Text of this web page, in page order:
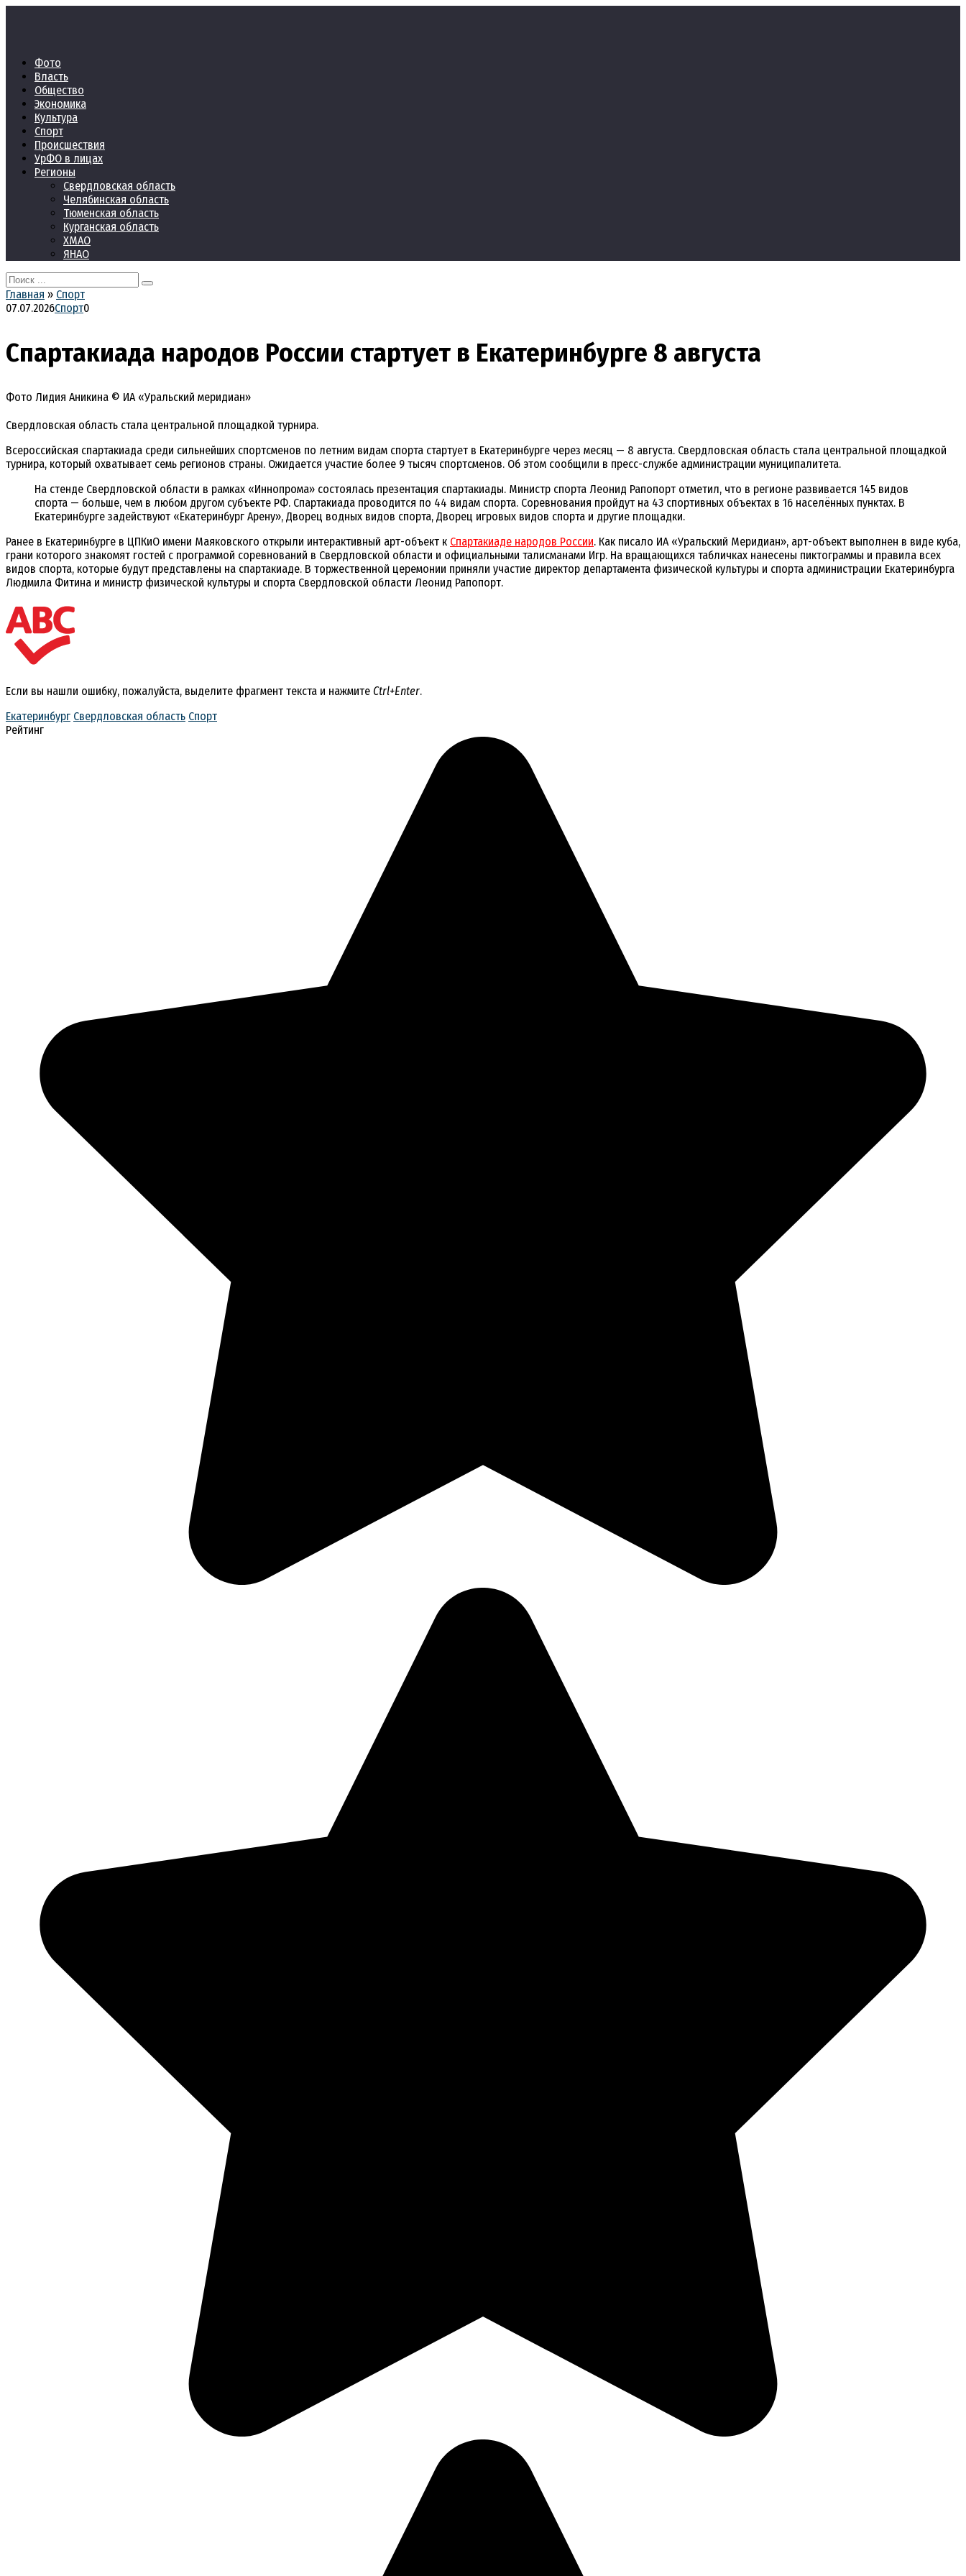
Фото
Власть
Общество
Экономика
Культура
Спорт
Происшествия
УрФО в лицах
Регионы
Свердловская область
Челябинская область
Тюменская область
Курганская область
ХМАО
ЯНАО
Search
for:
Главная » Спорт
07.07.2026Спорт0
Спартакиада народов России стартует в Екатеринбурге 8 августа
Фото Лидия Аникина © ИА «Уральский меридиан»
Свердловская область стала центральной площадкой турнира.
Всероссийская спартакиада среди сильнейших спортсменов по летним видам спорта стартует в Екатеринбурге через месяц — 8 августа. Свердловская область стала центральной площадкой
турнира, который охватывает семь регионов страны. Ожидается участие более 9 тысяч спортсменов. Об этом сообщили в пресс-службе администрации муниципалитета.
На стенде Свердловской области в рамках «Иннопрома» состоялась презентация спартакиады. Министр спорта Леонид Рапопорт отметил, что в регионе развивается 145 видов
спорта — больше, чем в любом другом субъекте РФ. Спартакиада проводится по 44 видам спорта. Соревнования пройдут на 43 спортивных объектах в 16 населённых пунктах. В
Екатеринбурге задействуют «Екатеринбург Арену», Дворец водных видов спорта, Дворец игровых видов спорта и другие площадки.
Ранее в Екатеринбурге в ЦПКиО имени Маяковского открыли интерактивный арт-объект к Спартакиаде народов России. Как писало ИА «Уральский Меридиан», арт-объект выполнен в виде куба,
грани которого знакомят гостей с программой соревнований в Свердловской области и официальными талисманами Игр. На вращающихся табличках нанесены пиктограммы и правила всех
видов спорта, которые будут представлены на спартакиаде. В торжественной церемонии приняли участие директор департамента физической культуры и спорта администрации Екатеринбурга
Людмила Фитина и министр физической культуры и спорта Свердловской области Леонид Рапопорт.
Если вы нашли ошибку, пожалуйста, выделите фрагмент текста и нажмите Ctrl+Enter.
Екатеринбург Свердловская область Спорт
Рейтинг